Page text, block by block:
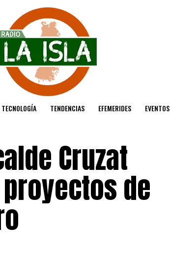
TECNOLOGÍA TENDENCIAS EFEMERIDES EVENTOS
Cruzat
de